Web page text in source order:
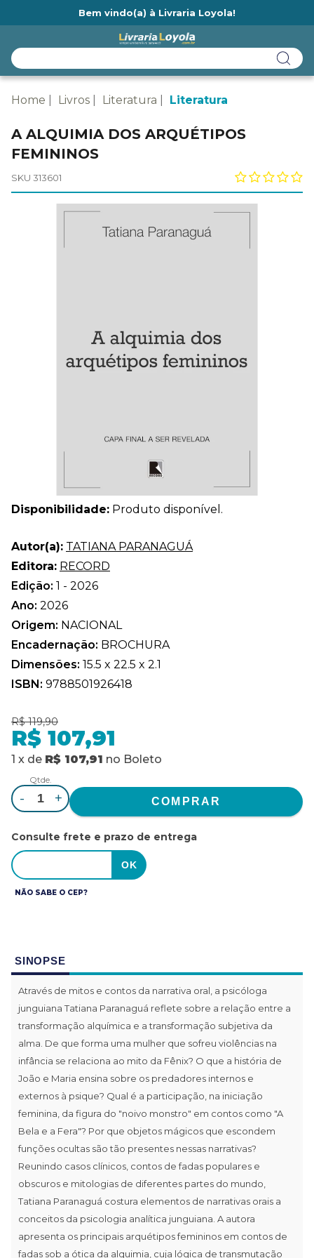
Bem vindo(a) à Livraria Loyola!
Home Livros Literatura Literatura
A ALQUIMIA DOS ARQUÉTIPOS
FEMININOS
SKU 313601
Disponibilidade: Produto disponível.
Autor(a): TATIANA PARANAGUÁ
Editora: RECORD
Edição: 1 - 2026
Ano: 2026
Origem: NACIONAL
Encadernação: BROCHURA
Dimensões: 15.5 x 22.5 x 2.1
ISBN: 9788501926418
R$ 119,90
R$ 107,91
1 x de R$ 107,91 no Boleto
Qtde.
- +
Consulte frete e prazo de entrega
NÃO SABE O CEP?
SINOPSE
Através de mitos e contos da narrativa oral, a psicóloga
junguiana Tatiana Paranaguá reflete sobre a relação entre a
transformação alquímica e a transformação subjetiva da
alma. De que forma uma mulher que sofreu violências na
infância se relaciona ao mito da Fênix? O que a história de
João e Maria ensina sobre os predadores internos e
externos à psique? Qual é a participação, na iniciação
feminina, da figura do "noivo monstro" em contos como "A
Bela e a Fera"? Por que objetos mágicos que escondem
funções ocultas são tão presentes nessas narrativas?
Reunindo casos clínicos, contos de fadas populares e
obscuros e mitologias de diferentes partes do mundo,
Tatiana Paranaguá costura elementos de narrativas orais a
conceitos da psicologia analítica junguiana. A autora
apresenta os principais arquétipos femininos em contos de
fadas sob a ótica da alquimia, cuja lógica de transmutação